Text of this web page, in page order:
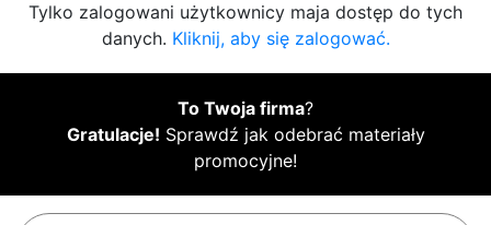
Tylko zalogowani użytkownicy maja dostęp do tych
danych. Kliknij, aby się zalogować.
To Twoja firma?
Gratulacje! Sprawdź jak odebrać materiały
promocyjne!